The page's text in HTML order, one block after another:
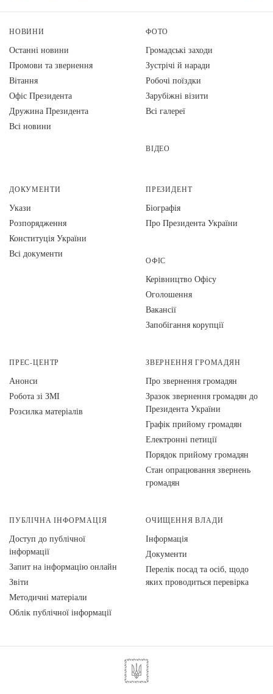
НОВИНИ
Останні новини
Промови та звернення
Вiтання
Офіс Президента
Дружина Президента
Всі новини
ФОТО
Громадські заходи
Зустрічі й наради
Робочі поїздки
Зарубіжні візити
Всі галереї
ВІДЕО
ДОКУМЕНТИ
Укази
Розпорядження
Конституція України
Всі документи
ПРЕЗИДЕНТ
Біографія
Про Президента України
ОФІС
Керівництво Офісу
Оголошення
Вакансії
Запобігання корупції
ПРЕС-ЦЕНТР
Анонси
Робота зі ЗМІ
Розсилка матеріалів
ЗВЕРНЕННЯ ГРОМАДЯН
Про звернення громадян
Зразок звернення громадян до
Президента України
Графік прийому громадян
Електронні петиції
Порядок прийому громадян
Стан опрацювання звернень
громадян
ПУБЛІЧНА ІНФОРМАЦІЯ
Доступ до публічної
інформації
Запит на інформацію онлайн
Звіти
Методичні матеріали
Облік публічної інформації
ОЧИЩЕННЯ ВЛАДИ
Інформація
Документи
Перелік посад та осіб, щодо
яких проводиться перевірка